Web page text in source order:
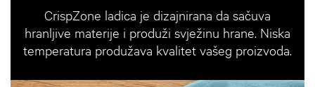
CrispZone ladica je dizajnirana da sačuva
hranljive materije i produži svježinu hrane. Niska
temperatura produžava kvalitet vašeg proizvoda.